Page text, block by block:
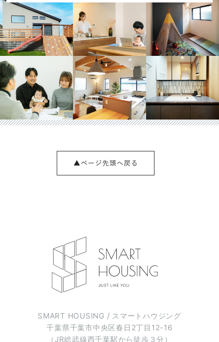
SMART HOUSING / スマートハウジング
千葉県千葉市中央区春日2丁目12-16
（JR総武線西千葉駅から徒歩３分）